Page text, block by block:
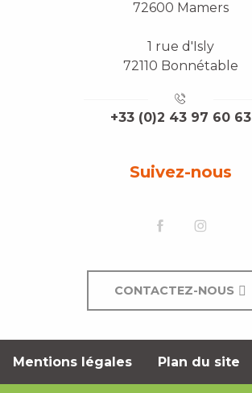
72600 Mamers
1 rue d'Isly
72110 Bonnétable
+33 (0)2 43 97 60 63
Suivez-nous
CONTACTEZ-NOUS
Mentions légales Plan du site